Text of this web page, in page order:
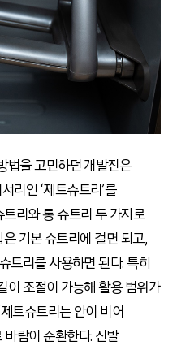
법을 고민하던 개발진은
리인 ‘제트슈트리’를
리와 롱 슈트리 두 가지로
기본 슈트리에 걸면 되고,
트리를 사용하면 된다. 특히
조절이 가능해 활용 범위가
트슈트리는 안이 비어
람이 순환한다. 신발